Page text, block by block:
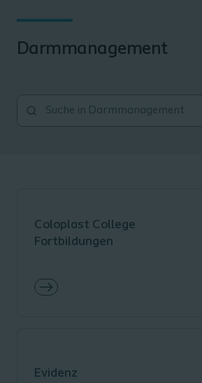
Darmmanagement
Coloplast College
Fortbildungen
Evidenz